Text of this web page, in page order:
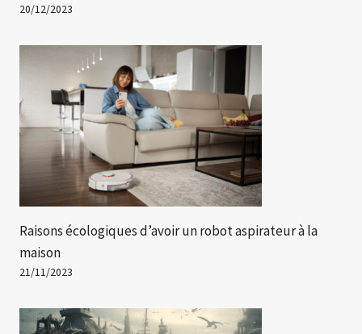
20/12/2023
Raisons écologiques d’avoir un robot aspirateur à la
maison
21/11/2023